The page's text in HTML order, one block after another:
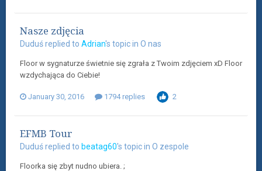
Nasze zdjęcia
Duduśreplied to Adrian's topic in O nas
Floor w sygnaturze świetnie się zgrała z Twoim zdjęciem xD Floor
wzdychająca do Ciebie!
January 30, 2016 1794 replies 2
EFMB Tour
Duduśreplied to beatag60's topic in O zespole
Floorka się zbyt nudno ubiera. ;